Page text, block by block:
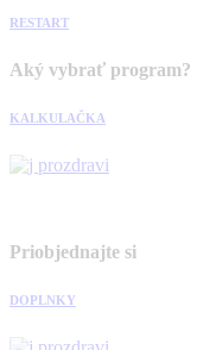
RESTART
Aký vybrať program?
KALKULAČKA
Priobjednajte si
DOPLNKY